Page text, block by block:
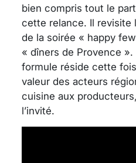
bien compris tout le
cette relance. Il revisite
de la soirée « happy
« dîners de Provence ».
formule réside cette
valeur des acteurs
cuisine aux
l’invité.